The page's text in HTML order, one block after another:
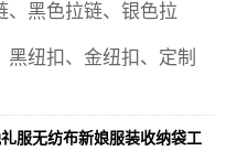
、黑色拉链、银色拉
黑纽扣、金纽扣、定制
服无纺布新娘服装收纳袋工